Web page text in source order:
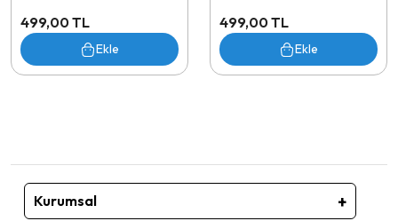
499,00 TL
Ekle
499,00 TL
Ekle
Kurumsal